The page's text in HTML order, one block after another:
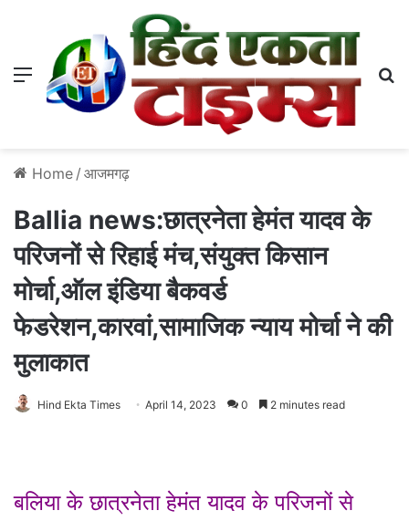
Menu
Home / आजमगढ़
Ballia news:छात्रनेता हेमंत यादव के
परिजनों से रिहाई मंच,संयुक्त किसान
मोर्चा,ऑल इंडिया बैकवर्ड
फेडरेशन,कारवां,सामाजिक न्याय मोर्चा ने की
मुलाकात
Hind Ekta Times April 14, 2023 0 2 minutes read
बलिया के छात्रनेता हेमंत यादव के परिजनों से